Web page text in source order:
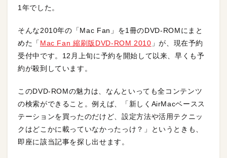
1年でした。
そんな2010年の「Mac Fan」を1冊のDVD-ROMにまと
めた「 Mac Fan 縮刷版DVD-ROM 2010 」が、現在予約
受付中です。12月上旬に予約を開始して以来、早くも予
約が殺到しています。
このDVD-ROMの魅力は、なんといっても全コンテンツ
の検索ができること。例えば、「新しくAirMacベースス
テーションを買ったのだけど、設定方法や活用テクニッ
クはどこかに載っていなかったっけ？」というときも、
即座に該当記事を探し出せます。